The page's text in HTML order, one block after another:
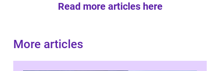
Read more articles here
More articles